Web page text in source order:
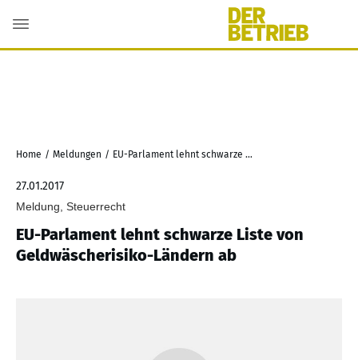
Home / Meldungen / EU-Parlament lehnt schwarze Liste von Geldwäscherisiko-Ländern ab
27.01.2017
Meldung, Steuerrecht
EU-Parlament lehnt schwarze Liste von
Geldwäscherisiko-Ländern ab